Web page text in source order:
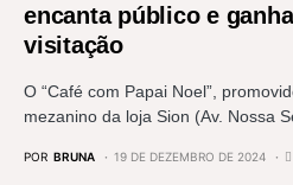
encanta público e
visitação
O “Café com Papai Noel”,
mezanino da loja Sion (Av. Nossa
POR BRUNA 19 DE DEZEMBRO DE 2024